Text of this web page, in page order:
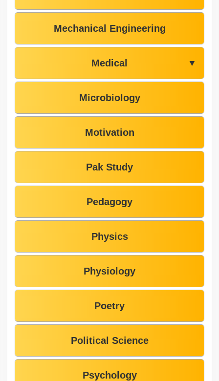
Mechanical Engineering
Medical ▼
Microbiology
Motivation
Pak Study
Pedagogy
Physics
Physiology
Poetry
Political Science
Psychology